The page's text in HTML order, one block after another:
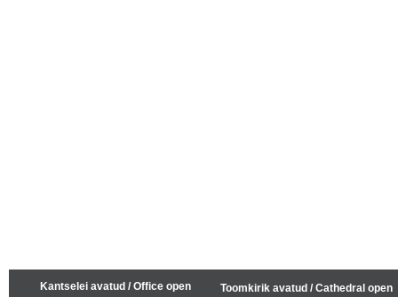
Kantselei avatud / Office open
Toomkirik avatud / Cathedral open